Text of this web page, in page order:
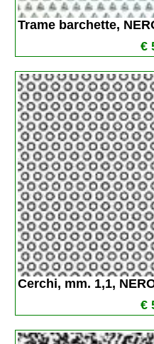
Trame barchette,
€
Cerchi, mm. 1,1,
€